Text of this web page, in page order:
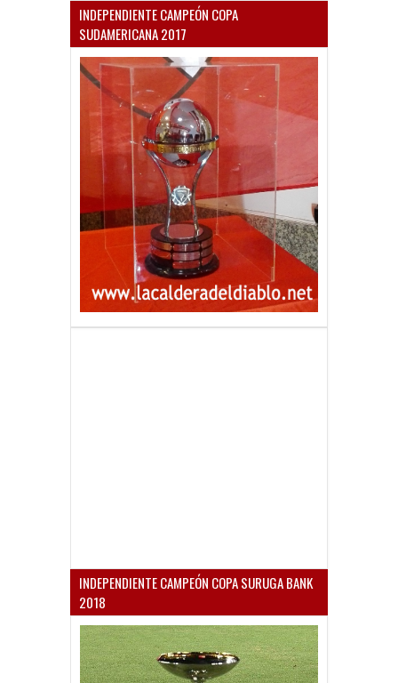
INDEPENDIENTE CAMPEÓN COPA
SUDAMERICANA 2017
INDEPENDIENTE CAMPEÓN COPA SURUGA BANK
2018